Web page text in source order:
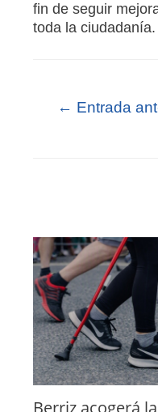
fin de seguir
toda la ciudadanía.
← Entrada